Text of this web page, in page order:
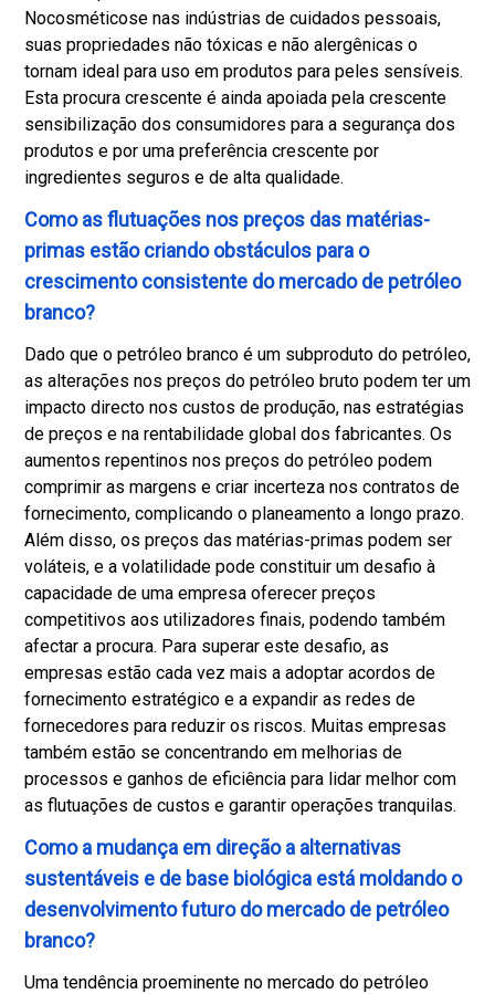
Nocosméticose nas indústrias de cuidados pessoais,
suas propriedades não tóxicas e não alergênicas o
tornam ideal para uso em produtos para peles sensíveis.
Esta procura crescente é ainda apoiada pela crescente
sensibilização dos consumidores para a segurança dos
produtos e por uma preferência crescente por
ingredientes seguros e de alta qualidade.
Como as flutuações nos preços das matérias-
primas estão criando obstáculos para o
crescimento consistente do mercado de petróleo
branco?
Dado que o petróleo branco é um subproduto do petróleo,
as alterações nos preços do petróleo bruto podem ter um
impacto directo nos custos de produção, nas estratégias
de preços e na rentabilidade global dos fabricantes. Os
aumentos repentinos nos preços do petróleo podem
comprimir as margens e criar incerteza nos contratos de
fornecimento, complicando o planeamento a longo prazo.
Além disso, os preços das matérias-primas podem ser
voláteis, e a volatilidade pode constituir um desafio à
capacidade de uma empresa oferecer preços
competitivos aos utilizadores finais, podendo também
afectar a procura. Para superar este desafio, as
empresas estão cada vez mais a adoptar acordos de
fornecimento estratégico e a expandir as redes de
fornecedores para reduzir os riscos. Muitas empresas
também estão se concentrando em melhorias de
processos e ganhos de eficiência para lidar melhor com
as flutuações de custos e garantir operações tranquilas.
Como a mudança em direção a alternativas
sustentáveis ​​e de base biológica está moldando o
desenvolvimento futuro do mercado de petróleo
branco?
Uma tendência proeminente no mercado do petróleo